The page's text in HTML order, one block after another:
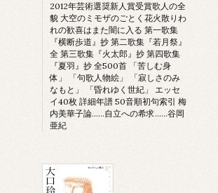
2012年芸術選奨新人賞受賞歌人の全
貌 大空のミモザのごとく花火散りわ
れの歓喜はまた闇に入る 第一歌集
『横断歩道』抄 第二歌集『若月祭』
全 第三歌集『火太郎』抄 第四歌集
『夏羽』抄 全500首 「苦しむ身
体」 「句歌人物絵」 「寂しさのみ
なもと」 「昏れゆく世紀」 エッセ
イ40枚 詳細年譜 50音順初句索引 梅
内美華子論……自立への希求……谷岡
亜紀